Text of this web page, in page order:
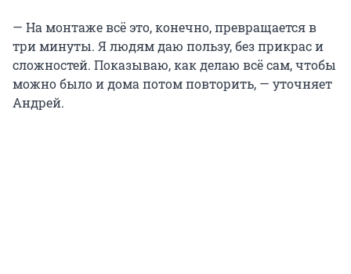
— На монтаже всё это, конечно, превращается в
три минуты. Я людям даю пользу, без прикрас и
сложностей. Показываю, как делаю всё сам, чтобы
можно было и дома потом повторить, — уточняет
Андрей.